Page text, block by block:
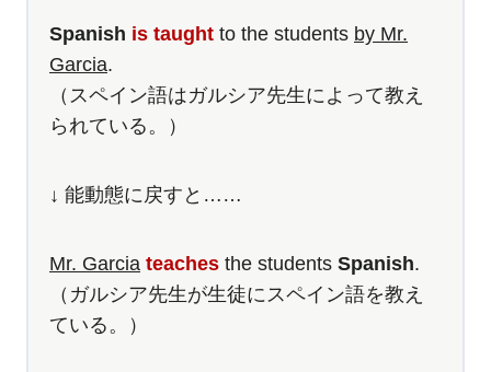
Spanish is taught to the students by Mr.
Garcia.
（スペイン語はガルシア先生によって教え
られている。）
↓ 能動態に戻すと……
Mr. Garcia teaches the students Spanish.
（ガルシア先生が生徒にスペイン語を教え
ている。）